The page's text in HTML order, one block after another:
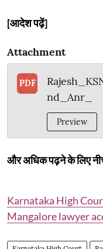
[आदेश पढ़ें]
Attachment
PDF
nd_Anr_
Preview
और अधिक पढ़ने के लिए
Karnataka High
Mangalore lawyer